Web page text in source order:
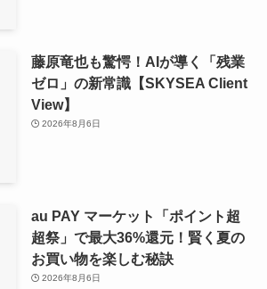
藤原竜也も驚愕！AIが導く「残業
ゼロ」の新常識【SKYSEA Client
View】
2026年8月6日
au PAY マーケット「ポイント超
超祭」で最大36%還元！賢く夏の
お買い物を楽しむ秘訣
2026年8月6日